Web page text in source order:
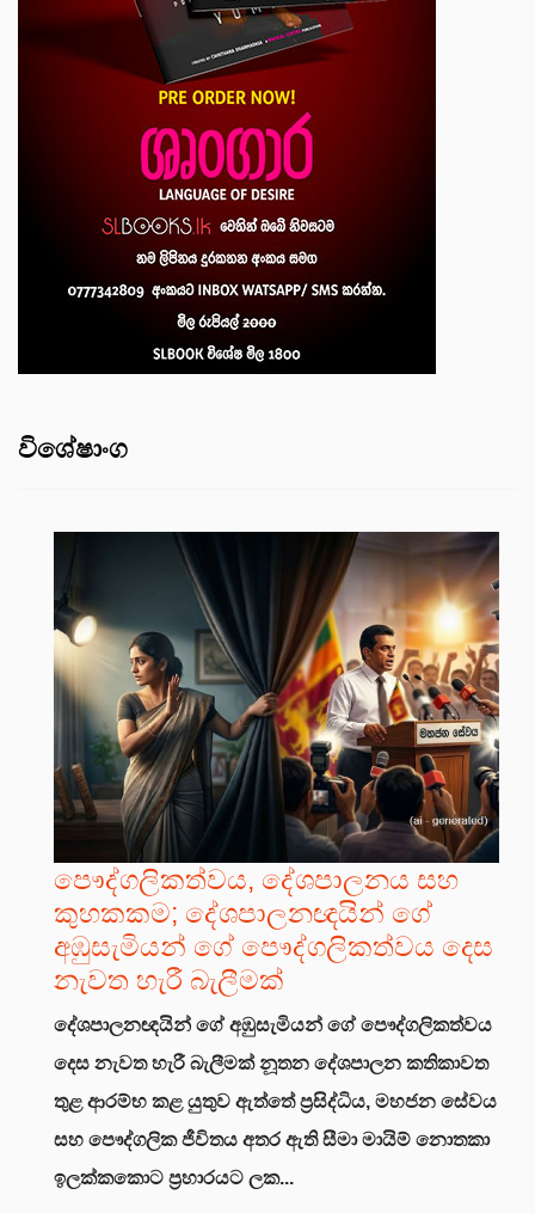
විශේෂාංග
පෞද්ගලිකත්වය, දේශපාලනය සහ
කුහකකම; දේශපාලනඥයින් ගේ
අඹුසැමියන් ගේ පෞද්ගලිකත්වය දෙස
නැවත හැරී බැලීමක්
දේශපාලනඥයින් ගේ අඹුසැමියන් ගේ පෞද්ගලිකත්වය
දෙස නැවත හැරී බැලීමක්නූතන දේශපාලන කතිකාවත
තුළ ආරම්භ කළ යුතුව ඇත්තේ ප්‍රසිද්ධිය, මහජන සේවය
සහ පෞද්ගලික ජීවිතය අතර ඇති සීමා මායිම් නොතකා
ඉලක්කකොට ප්‍රහාරයට ලක...